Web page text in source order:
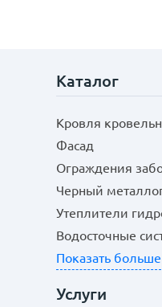
Каталог
Кровля
Фасад
Ограждения
Черный
Утеплители
Водосточные
Показать больше
Услуги